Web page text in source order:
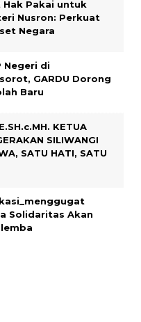
Pakai untuk
Nusron: Perkuat
Negara
Negeri di
GARDU Dorong
Baru
KETUA
SILIWANGI
SATU HATI, SATU
Solidaritas Akan